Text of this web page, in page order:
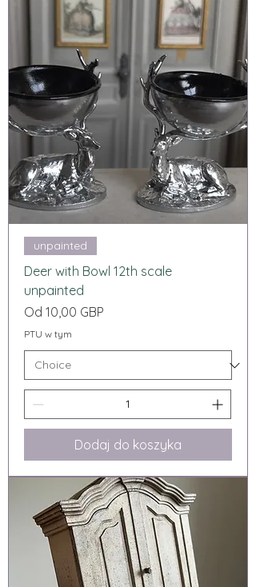
unpainted
Deer with Bowl 12th scale
unpainted
Od 10,00 GBP
Cena rabatowa
PTU w tym
Dodaj do koszyka